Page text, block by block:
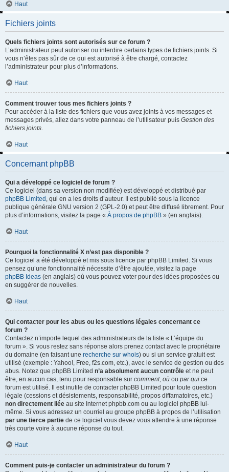
Haut
Fichiers joints
Quels fichiers joints sont autorisés sur ce forum ?
L’administrateur peut autoriser ou interdire certains types de fichiers joints. Si
vous n’êtes pas sûr de ce qui est autorisé à être chargé, contactez
l’administrateur pour plus d’informations.
Haut
Comment trouver tous mes fichiers joints ?
Pour accéder à la liste des fichiers que vous avez joints à vos messages et
messages privés, allez dans votre panneau de l’utilisateur puis Gestion des
fichiers joints.
Haut
Concernant phpBB
Qui a développé ce logiciel de forum ?
Ce logiciel (dans sa version non modifiée) est développé et distribué par
phpBB Limited , qui en a les droits d’auteur. Il est publié sous la licence
publique générale GNU version 2 (GPL-2.0) et peut être diffusé librement. Pour
plus d’informations, visitez la page « À propos de phpBB » (en anglais).
Haut
Pourquoi la fonctionnalité X n’est pas disponible ?
Ce logiciel a été développé et mis sous licence par phpBB Limited. Si vous
pensez qu’une fonctionnalité nécessite d’être ajoutée, visitez la page
phpBB Ideas (en anglais) où vous pouvez voter pour des idées proposées ou
en suggérer de nouvelles.
Haut
Qui contacter pour les abus ou les questions légales concernant ce
forum ?
Contactez n’importe lequel des administrateurs de la liste « L’équipe du
forum ». Si vous restez sans réponse alors prenez contact avec le propriétaire
du domaine (en faisant une recherche sur whois) ou si un service gratuit est
utilisé (exemple : Yahoo!, Free, f2s.com, etc.), avec le service de gestion ou des
abus. Notez que phpBB Limited n’a absolument aucun contrôle et ne peut
être, en aucun cas, tenu pour responsable sur comment, où ou par qui ce
forum est utilisé. Il est inutile de contacter phpBB Limited pour toute question
légale (cessions et désistements, responsabilité, propos diffamatoires, etc.)
non directement liée au site Internet phpbb.com ou au logiciel phpBB lui-
même. Si vous adressez un courriel au groupe phpBB à propos de l’utilisation
par une tierce partie de ce logiciel vous devez vous attendre à une réponse
très courte voire à aucune réponse du tout.
Haut
Comment puis-je contacter un administrateur du forum ?